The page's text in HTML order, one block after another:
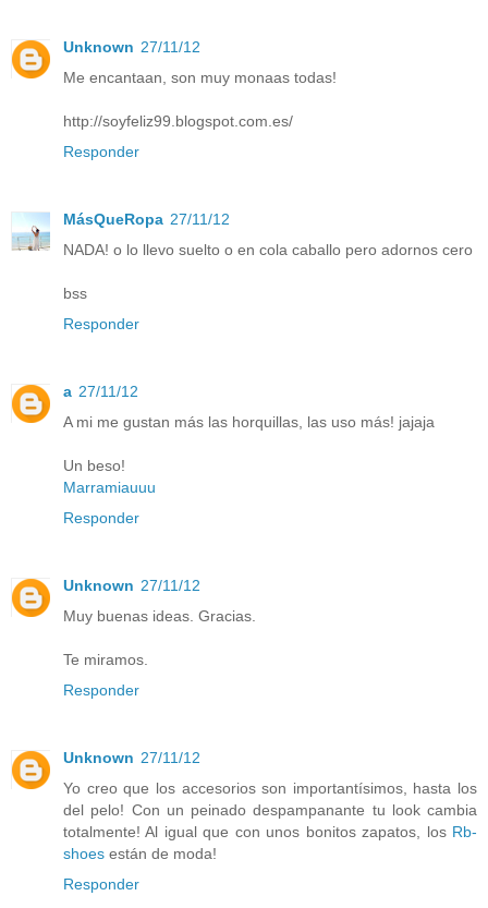
Unknown 27/11/12
Me encantaan, son muy monaas todas!
http://soyfeliz99.blogspot.com.es/
Responder
MásQueRopa 27/11/12
NADA! o lo llevo suelto o en cola caballo pero adornos cero
bss
Responder
a 27/11/12
A mi me gustan más las horquillas, las uso más! jajaja
Un beso!
Marramiauuu
Responder
Unknown 27/11/12
Muy buenas ideas. Gracias.
Te miramos.
Responder
Unknown 27/11/12
Yo creo que los accesorios son importantísimos, hasta los
del pelo! Con un peinado despampanante tu look cambia
totalmente! Al igual que con unos bonitos zapatos, los Rb-
shoes están de moda!
Responder